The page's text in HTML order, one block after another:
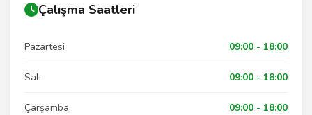
Çalışma Saatleri
Pazartesi 09:00 - 18:00
Salı 09:00 - 18:00
Çarşamba 09:00 - 18:00